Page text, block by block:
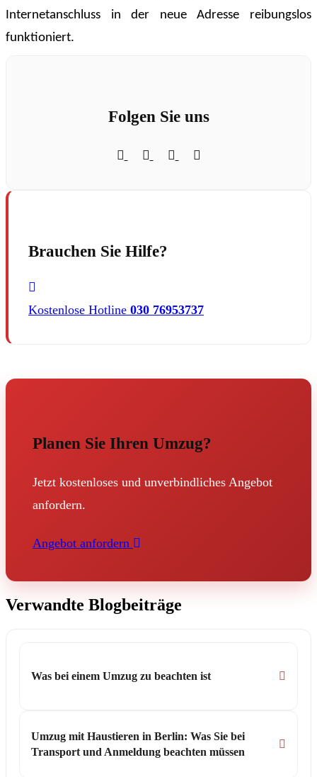
Internetanschluss in der neue Adresse reibungslos
funktioniert.
Folgen Sie uns
Brauchen Sie Hilfe?
Kostenlose Hotline 030 76953737
Planen Sie Ihren Umzug?
Jetzt kostenloses und unverbindliches Angebot
anfordern.
Angebot anfordern
Verwandte Blogbeiträge
Was bei einem Umzug zu beachten ist
Umzug mit Haustieren in Berlin: Was Sie bei
Transport und Anmeldung beachten müssen